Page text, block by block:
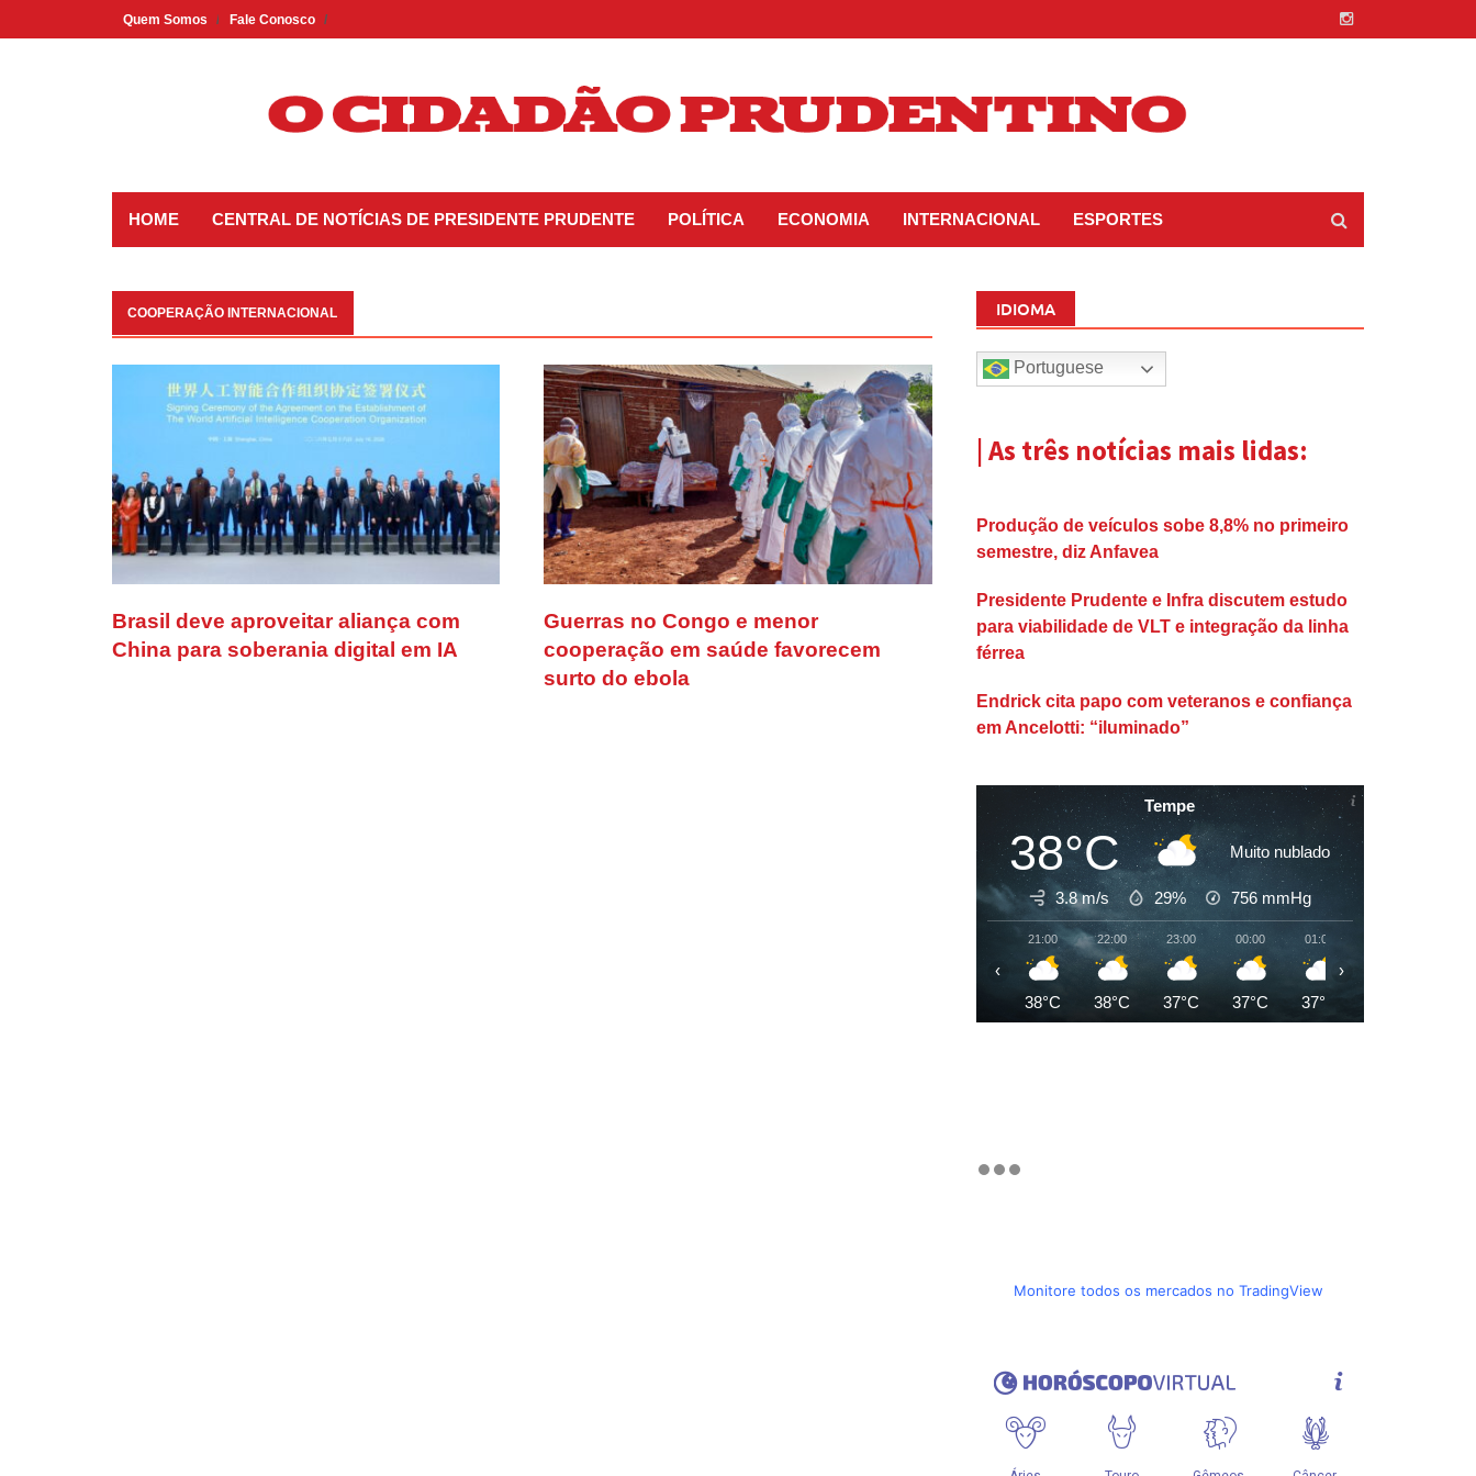
to
Quem Somos Fale Conosco
HOME CENTRAL DE NOTÍCIAS DE PRESIDENTE PRUDENTE POLÍTICA ECONOMIA INTERNACIONAL ESPORTES
COOPERAÇÃO INTERNACIONAL
Brasil deve aproveitar aliança com
China para soberania digital em IA
Guerras no Congo e menor
cooperação em saúde favorecem
surto do ebola
IDIOMA
Portuguese
| As três notícias mais lidas:
Produção de veículos sobe 8,8% no primeiro
semestre, diz Anfavea
Presidente Prudente e Infra discutem estudo
para viabilidade de VLT e integração da linha
férrea
Endrick cita papo com veteranos e confiança
em Ancelotti: “iluminado”
Tempe
38°C Muito nublado
3.8 m/s 29% 756 mmHg
21:00
38°C
22:00
38°C
23:00
37°C
00:00
37°C
01:00
37°C
‹ ›
Monitore todos os mercados no TradingView